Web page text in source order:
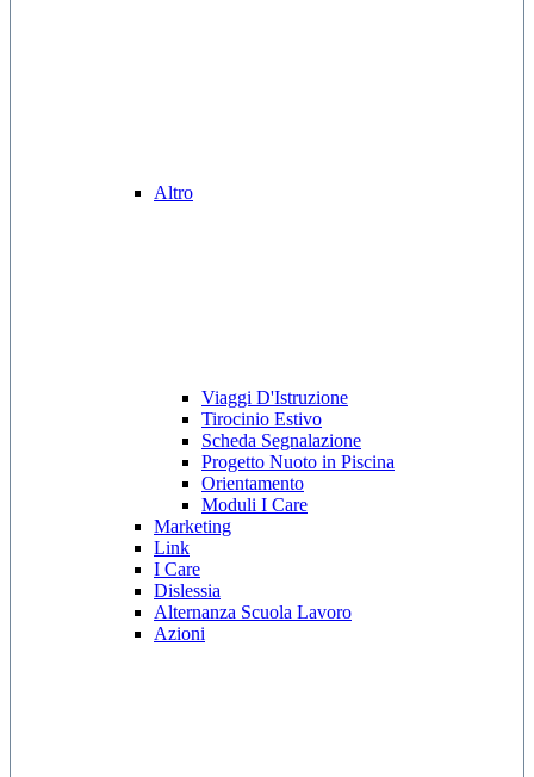
Altro
Viaggi D'Istruzione
Tirocinio Estivo
Scheda Segnalazione
Progetto Nuoto in Piscina
Orientamento
Moduli I Care
Marketing
Link
I Care
Dislessia
Alternanza Scuola Lavoro
Azioni